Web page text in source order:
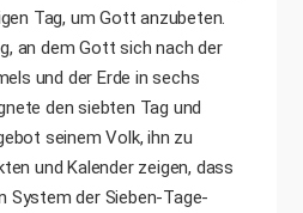
Tag, um Gott anzubeten.
an dem Gott sich nach der
und der Erde in sechs
den siebten Tag und
seinem Volk, ihn zu
und Kalender zeigen, dass
System der Sieben-Tage-